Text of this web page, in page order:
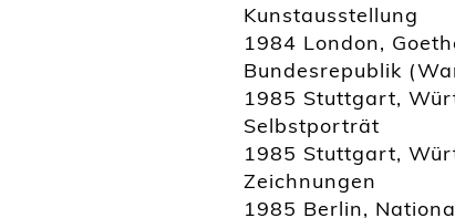
Kunstausstellung
1984 London,
Bundesrepublik
1985 Stuttgart,
Selbstporträt
1985 Stuttgart,
Zeichnungen
1985 Berlin,